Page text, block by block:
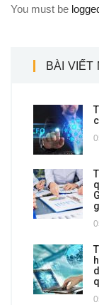
You must be
BÀI VIẾT